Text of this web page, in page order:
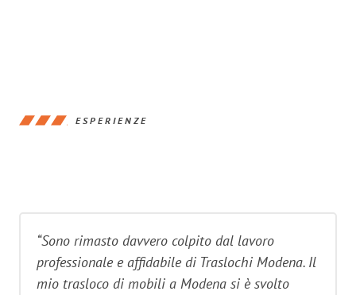
ESPERIENZE
“Sono rimasto davvero colpito dal lavoro
professionale e affidabile di Traslochi Modena. Il
mio trasloco di mobili a Modena si è svolto